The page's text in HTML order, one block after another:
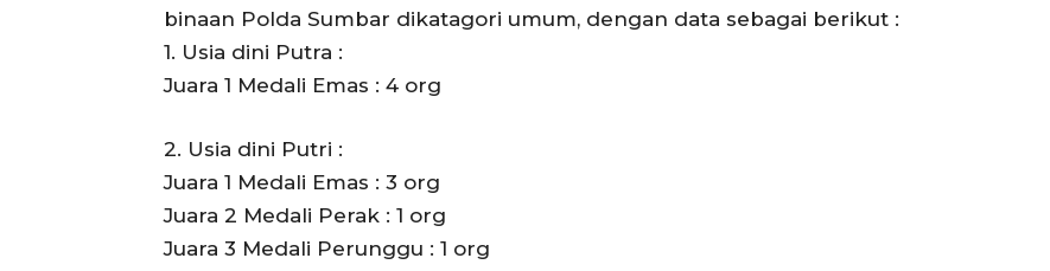
binaan Polda Sumbar dikatagori umum, dengan data sebagai berikut :
1. Usia dini Putra :
Juara 1 Medali Emas : 4 org
2. Usia dini Putri :
Juara 1 Medali Emas : 3 org
Juara 2 Medali Perak : 1 org
Juara 3 Medali Perunggu : 1 org